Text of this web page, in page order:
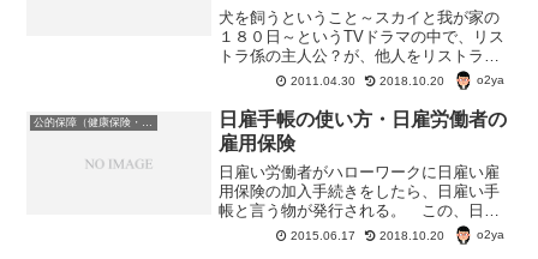
いつぶす羽目になるのになあ
犬を飼うということ～スカイと我が家の
１８０日～というTVドラマの中で、リス
トラ係の主人公？が、他人をリストラす
るのに耐えかねて、会社に退職届を出す
という話があったんだけど･･･。 『リス
トラできないなら君の方を首にする
ぞ！』って、散々上司に...
2011.04.30 2018.10.20 o2ya
日雇手帳の使い方・日雇労働者の
雇用保険
日雇い労働者がハローワークに日雇い雇
用保険の加入手続きをしたら、日雇い手
帳と言う物が発行される。 この、日雇
手帳が一般労働者の離職票や被保険者証
みたいなもの。日雇い手帳の使い方1、賃
2015.06.17 2018.10.20 o2ya